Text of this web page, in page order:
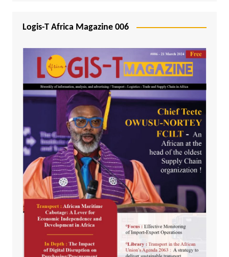
Logis-T Africa Magazine 006